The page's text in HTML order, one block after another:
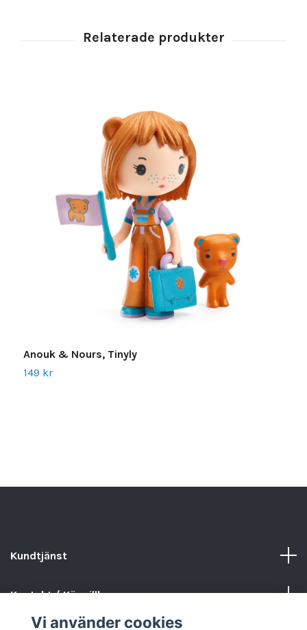
Anouk & Nours, Tinyly
149 kr
Kundtjänst
Kontakt / Köpvillkor
Vi använder cookies